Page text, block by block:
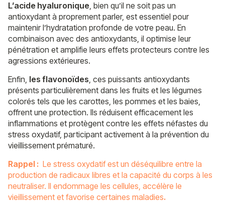
L’acide hyaluronique, bien qu’il ne soit pas un
antioxydant à proprement parler, est essentiel pour
maintenir l’hydratation profonde de votre peau. En
combinaison avec des antioxydants, il optimise leur
pénétration et amplifie leurs effets protecteurs contre les
agressions extérieures.
Enfin, les flavonoïdes, ces puissants antioxydants
présents particulièrement dans les fruits et les légumes
colorés tels que les carottes, les pommes et les baies,
offrent une protection. Ils réduisent efficacement les
inflammations et protègent contre les effets néfastes du
stress oxydatif, participant activement à la prévention du
vieillissement prématuré.
Rappel : Le stress oxydatif est un déséquilibre entre la
production de radicaux libres et la capacité du corps à les
neutraliser. Il endommage les cellules, accélère le
vieillissement et favorise certaines maladies.